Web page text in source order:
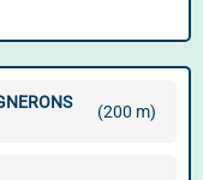
(200 m)